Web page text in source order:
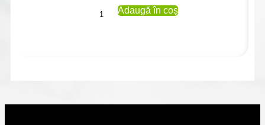
Adaugă în coș